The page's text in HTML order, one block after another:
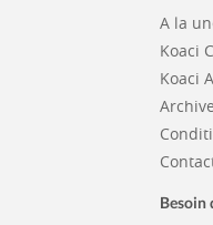
A la
Koaci
Koaci
Besoin